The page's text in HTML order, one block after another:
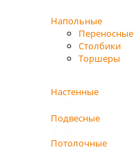
Напольные
Переносные
Столбики
Торшеры
Настенные
Подвесные
Потолочные